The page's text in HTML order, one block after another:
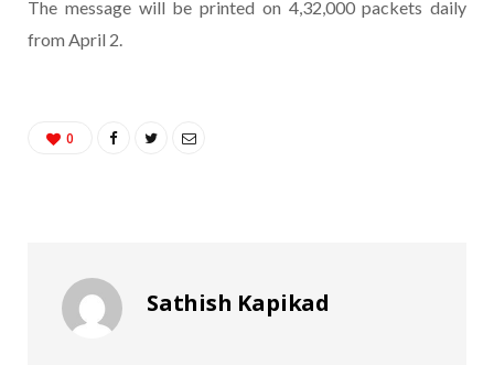
The message will be printed on 4,32,000 packets daily
from April 2.
0
Sathish Kapikad